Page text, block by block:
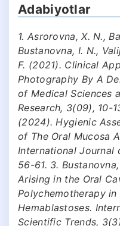
Adabiyotlar
1. Asrorovna, X. N.,
Bustanovna, I. N.,
F. (2021). Clinical
Photography By A
of Medical Sciences
Research, 3(09), 10-
(2024). Hygienic
of The Oral Mucosa
International Journal
56-61. 3.
Arising in the Oral
Polychemotherapy
Hemablastoses.
Scientific Trends,